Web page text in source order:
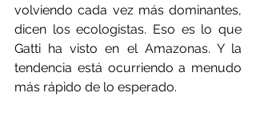
volviendo cada vez más dominantes,
dicen los ecologistas. Eso es lo que
Gatti ha visto en el Amazonas. Y la
tendencia está ocurriendo a menudo
más rápido de lo esperado.